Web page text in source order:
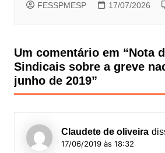
FESSPMESP 17/07/2026
Um comentário em “Nota
Sindicais sobre a greve
junho de 2019”
Claudete de oliveira
17/06/2019 às 18:32